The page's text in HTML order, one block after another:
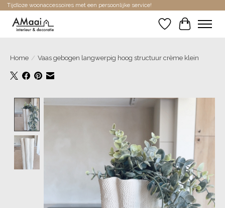
Tijdloze woonaccessoires met een persoonlijke service!
Verlanglijst
Home / Vaas gebogen langwerpig hoog structuur crème klein
Product image slideshow Items